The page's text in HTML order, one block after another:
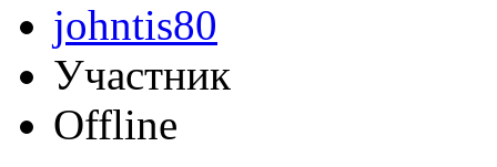
johntis80
Участник
Offline